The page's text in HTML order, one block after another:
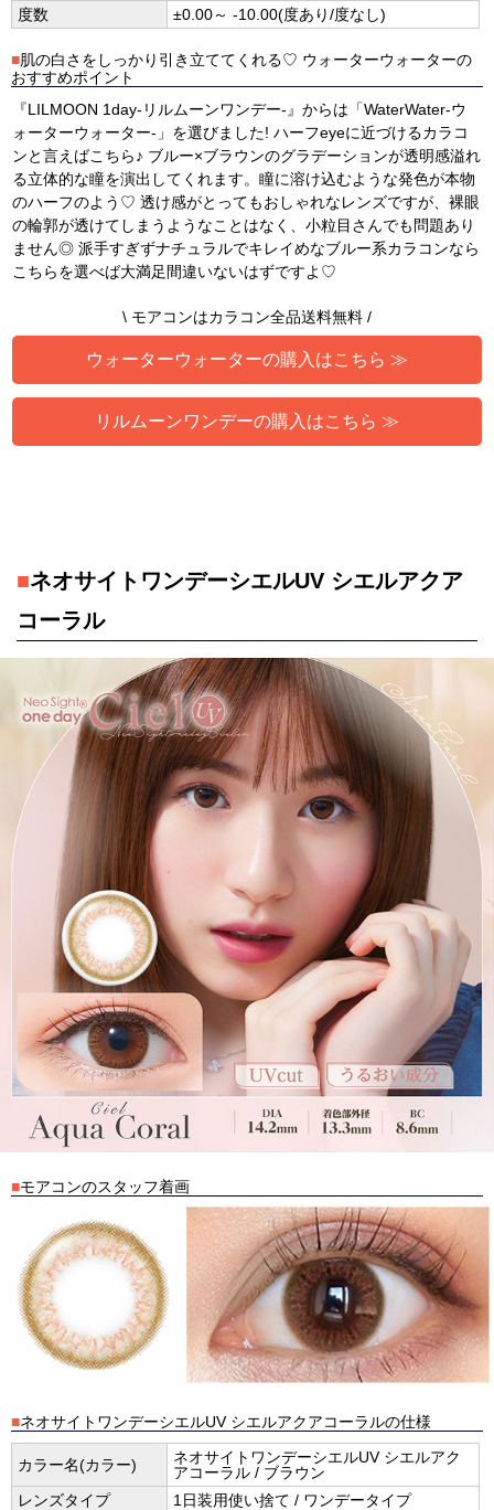
度数
±0.00～ -10.00(度あり/度なし)
■肌の白さをしっかり引き立ててくれる♡ ウォーターウォーターの
おすすめポイント
『LILMOON 1day-リルムーンワンデー-』からは「WaterWater-ウ
ォーターウォーター-」を選びました! ハーフeyeに近づけるカラコ
ンと言えばこちら♪ ブルー×ブラウンのグラデーションが透明感溢れ
る立体的な瞳を演出してくれます。瞳に溶け込むような発色が本物
のハーフのよう♡ 透け感がとってもおしゃれなレンズですが、裸眼
の輪郭が透けてしまうようなことはなく、小粒目さんでも問題あり
ません◎ 派手すぎずナチュラルでキレイめなブルー系カラコンなら
こちらを選べば大満足間違いないはずですよ♡
\ モアコンはカラコン全品送料無料 /
ウォーターウォーターの購入はこちら ≫
リルムーンワンデーの購入はこちら ≫
■ネオサイトワンデーシエルUV シエルアクア
コーラル
■モアコンのスタッフ着画
■ネオサイトワンデーシエルUV シエルアクアコーラルの仕様
カラー名(カラー)
ネオサイトワンデーシエルUV シエルアク
アコーラル / ブラウン
レンズタイプ
1日装用使い捨て / ワンデータイプ